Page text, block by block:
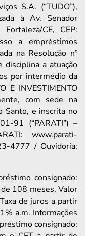
S.A. (“TUDO”),
à Av. Senador
CE, CEP:
a empréstimos
na Resolução nº
a atuação
por intermédio da
E INVESTIMENTO
com sede na
Santo, e inscrita no
91 (“PARATI”) –
www.parati-
4777 / Ouvidoria:
consignado:
108 meses. Valor
de juros a partir
a.m. Informações
consignado: